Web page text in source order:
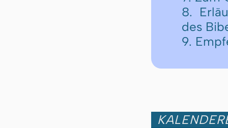
8.
des
9.